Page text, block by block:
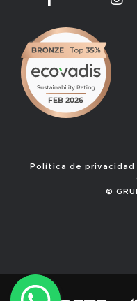
Política de privacidad
©